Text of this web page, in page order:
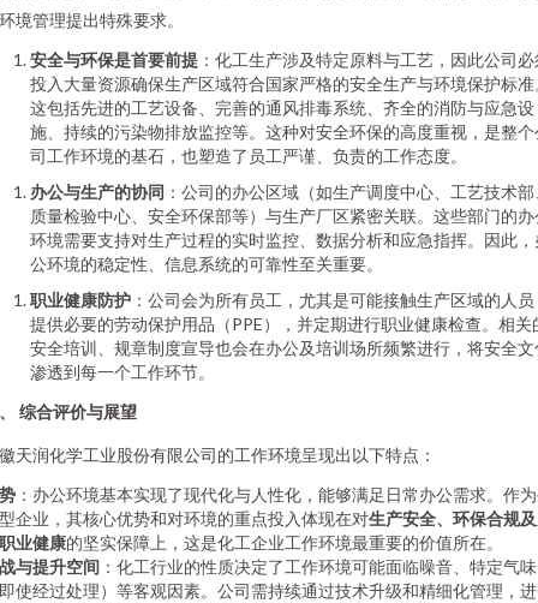
境管理提出特殊要求。
安全与环保是首要前提 ：化工生产涉及特定原料与工艺，因此公司
投入大量资源确保生产区域符合国家严格的安全生产与环境保护标准
这包括先进的工艺设备、完善的通风排毒系统、齐全的消防与应急设
施、持续的污染物排放监控等。这种对安全环保的高度重视，是整个
司工作环境的基石，也塑造了员工严谨、负责的工作态度。
办公与生产的协同 ：公司的办公区域（如生产调度中心、工艺技术
质量检验中心、安全环保部等）与生产厂区紧密关联。这些部门的办
环境需要支持对生产过程的实时监控、数据分析和应急指挥。因此，
公环境的稳定性、信息系统的可靠性至关重要。
职业健康防护 ：公司会为所有员工，尤其是可能接触生产区域的人员
提供必要的劳动保护用品（PPE），并定期进行职业健康检查。相关
安全培训、规章制度宣导也会在办公及培训场所频繁进行，将安全文
渗透到每一个工作环节。
综合评价与展望
天润化学工业股份有限公司的工作环境呈现出以下特点：
：办公环境基本实现了现代化与人性化，能够满足日常办公需求。作
企业，其核心优势和对环境的重点投入体现在对生产安全、环保合规
业健康的坚实保障上，这是化工企业工作环境最重要的价值所在。
与提升空间 ：化工行业的性质决定了工作环境可能面临噪音、特定气味
使经过处理）等客观因素。公司需持续通过技术升级和精细化管理，